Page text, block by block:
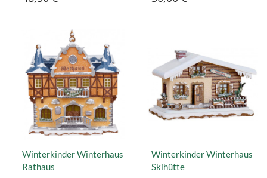
Winterkinder Winterhaus
Rathaus
Winterkinder Winterhaus
Skihütte